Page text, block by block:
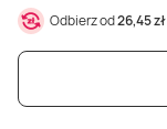
Odbierz od26,45 zł